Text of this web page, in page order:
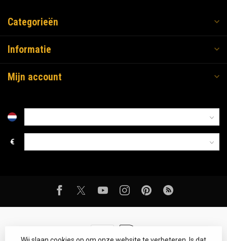
Categorieën
Informatie
Mijn account
€